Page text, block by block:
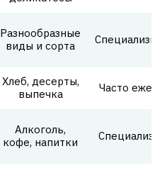
Разнообразные
виды и сорта
Хлеб, десерты,
выпечка
Часто
Алкоголь,
кофе, напитки